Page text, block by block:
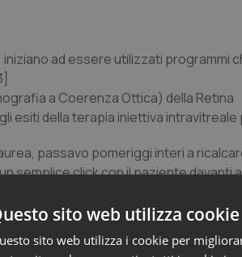
ad essere utilizzati programmi
a Coerenza Ottica) della Retina
esiti della terapia iniettiva intravitreale
passavo pomeriggi interi a
semplice click con il paziente
la AI ha anche limiti di performance e
sito web utilizza cookie
sito web utilizza i cookie per